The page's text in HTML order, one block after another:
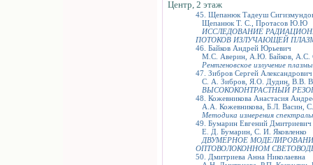
Центр, 2 этаж
45. Щепанюк Тадеуш
Щепанюк Т. С., Протасов Ю.Ю
ИССЛЕДОВАНИЕ
ПОТОКОВ ИЗЛУЧАЮЩЕЙ
46. Байков Андрей Юрьевич
М.С. Аверин, А.Ю. Байков, А.С.
Рентгеновское излучение
47. Зибров Сергей Александрович
С. А. Зибров, Я.О. Дудин, В.В.
ВЫСОКОКОНТРАСТНЫЙ
48. Кожевникова Анастасия
А.А. Кожевникова, Б.Л. Васин,
Методика измерения
49. Бумарин Евгений Дмитриевич
Е. Д. Бумарин, С. И. Яковленко
ДВУМЕРНОЕ
ОПТОВОЛОКОННОМ
50. Дмитриева Анна Николаевна